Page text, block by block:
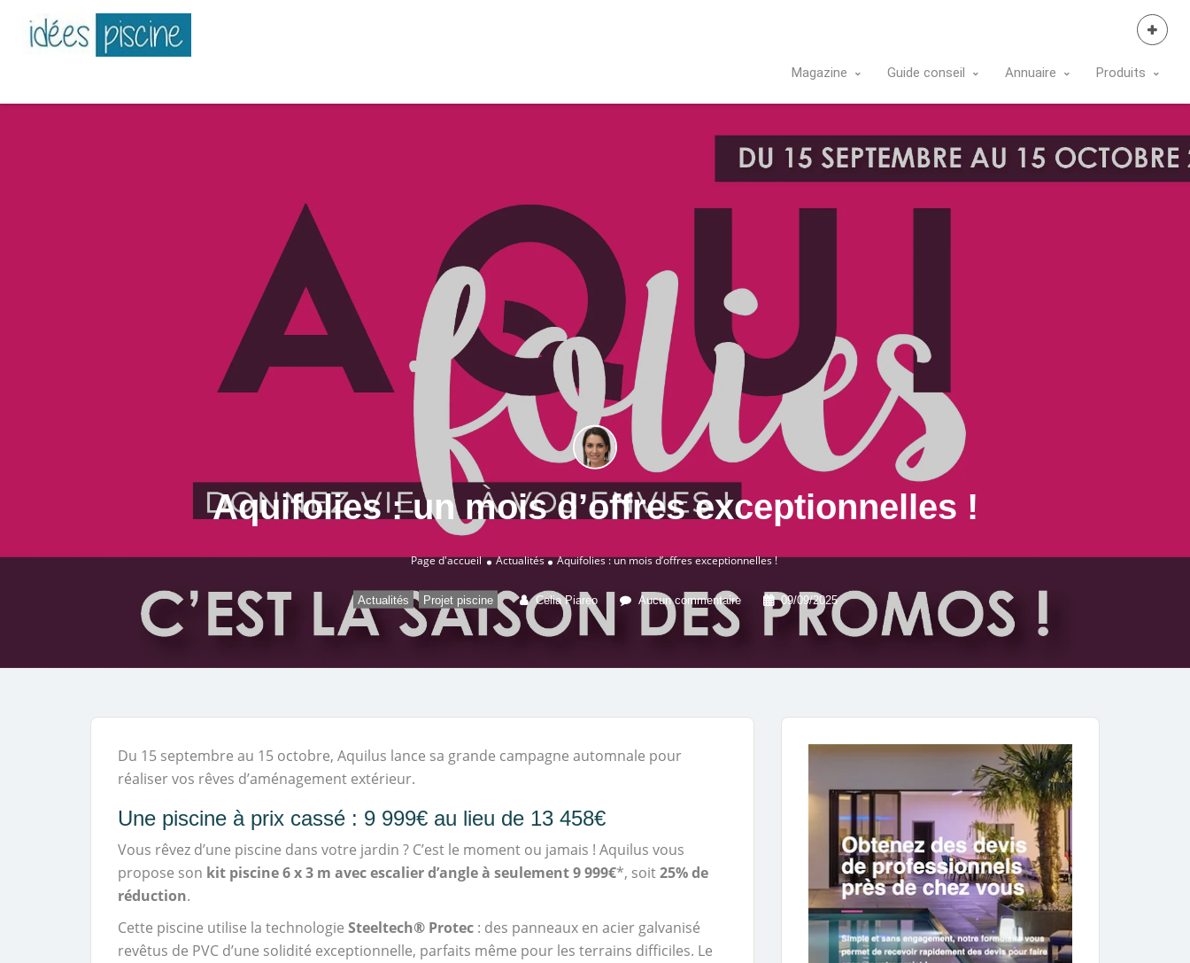
Magazine Guide conseil Annuaire Produits
Aquifolies : un mois d’offres exceptionnelles !
Page d'accueil Actualités Aquifolies : un mois d’offres exceptionnelles !
Actualités , Projet piscine Celia Piareo Aucun commentaire 09/09/2025
Du 15 septembre au 15 octobre, Aquilus lance sa grande campagne automnale pour
réaliser vos rêves d’aménagement extérieur.
Une piscine à prix cassé : 9 999€ au lieu de 13 458€
Vous rêvez d’une piscine dans votre jardin ? C’est le moment ou jamais ! Aquilus vous
propose son kit piscine 6 x 3 m avec escalier d’angle à seulement 9 999€*, soit25% de
réduction.
Cette piscine utilise la technologie Steeltech® Protec : des panneaux en acier galvanisé
revêtus de PVC d’une solidité exceptionnelle, parfaits même pour les terrains difficiles. Le